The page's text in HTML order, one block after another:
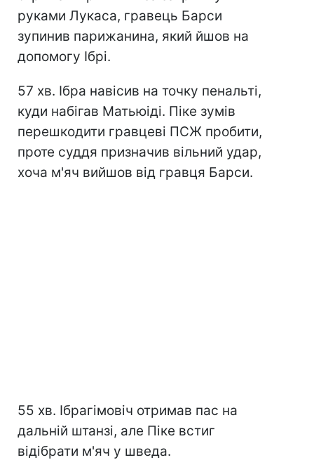
руками Лукаса, гравець Барси
зупинив парижанина, який йшов на
допомогу Ібрі.
57 хв. Ібра навісив на точку пенальті,
куди набігав Матьюіді. Піке зумів
перешкодити гравцеві ПСЖ пробити,
проте суддя призначив вільний удар,
хоча м'яч вийшов від гравця Барси.
55 хв. Ібрагімовіч отримав пас на
дальній штанзі, але Піке встиг
відібрати м'яч у шведа.